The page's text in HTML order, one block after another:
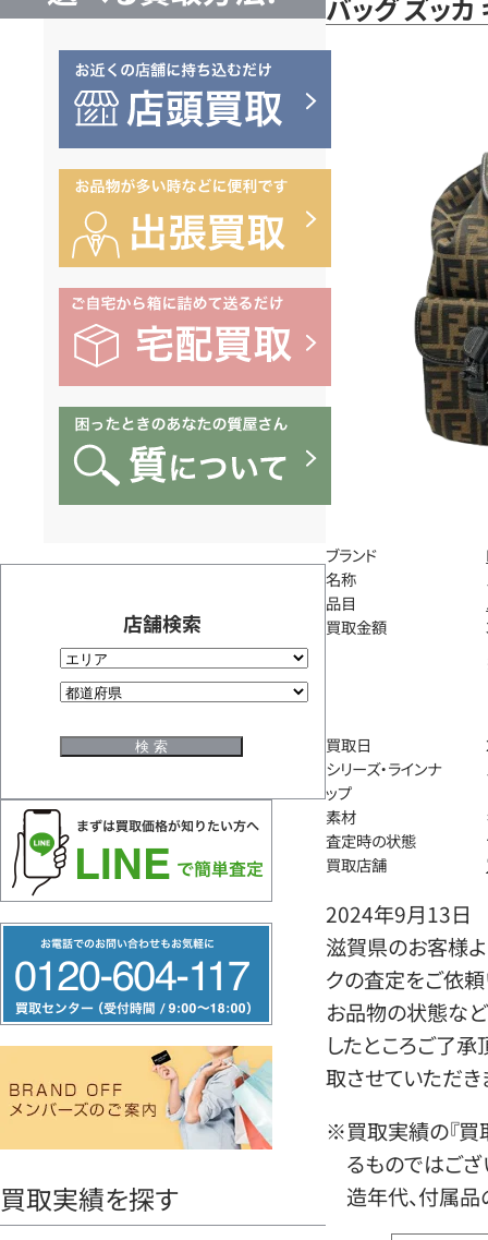
店舗検索
リ
ー
ヤ
買取実績を探す
バッグ ズッ
ブランド
名称
品目
買取金額
買取日
シリーズ・ラインナ
ップ
素材
査定時の状態
買取店舗
2024年9月13日
滋賀県のお客様
クの査定をご依頼
お品物の状態など
したところご了
取させていただき
※買取実績の『買
るものではござ
造年代、付属品